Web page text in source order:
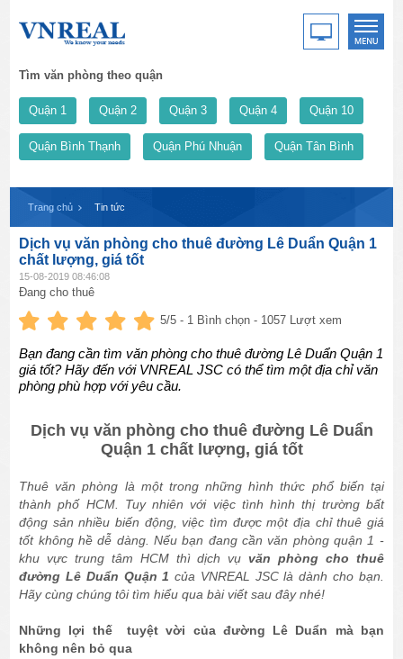
Tìm văn phòng theo quận
Quận 1 Quận 2 Quận 3 Quận 4 Quận 10
Quận Bình Thạnh Quận Phú Nhuận Quận Tân Bình
Trang chủ Tin tức
Dịch vụ văn phòng cho thuê đường Lê Duẩn Quận 1
chất lượng, giá tốt
15-08-2019 08:46:08
Đang cho thuê
5/5 - 1 Bình chọn - 1057 Lượt xem
Bạn đang cần tìm văn phòng cho thuê đường Lê Duẩn Quận 1
giá tốt? Hãy đến với VNREAL JSC có thể tìm một địa chỉ văn
phòng phù hợp với yêu cầu.
Dịch vụ văn phòng cho thuê đường Lê Duẩn
Quận 1 chất lượng, giá tốt
Thuê văn phòng là một trong những hình thức phổ biến tại
thành phố HCM. Tuy nhiên với việc tình hình thị trường bất
động sản nhiều biến động, việc tìm được một địa chỉ thuê giá
tốt không hề dễ dàng. Nếu bạn đang cần văn phòng quận 1 -
khu vực trung tâm HCM thì dịch vụvăn phòng cho thuê
đường Lê Duẩn Quận 1 của VNREAL JSC là dành cho bạn.
Hãy cùng chúng tôi tìm hiểu qua bài viết sau đây nhé!
Những lợi thế tuyệt vời của đường Lê Duẩn mà bạn
không nên bỏ qua